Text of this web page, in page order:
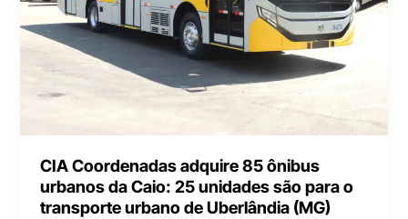
CIA Coordenadas adquire 85 ônibus
urbanos da Caio: 25 unidades são para o
transporte urbano de Uberlândia (MG)